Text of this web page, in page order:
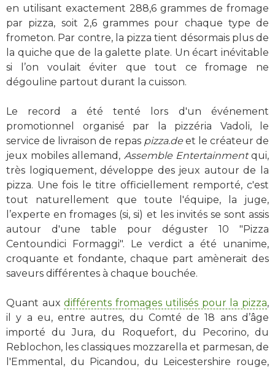
en utilisant exactement 288,6 grammes de fromage
par pizza, soit 2,6 grammes pour chaque type de
frometon. Par contre, la pizza tient désormais plus de
la quiche que de la galette plate. Un écart inévitable
si l’on voulait éviter que tout ce fromage ne
dégouline partout durant la cuisson.
Le record a été tenté lors d'un événement
promotionnel organisé par la pizzéria Vadoli, le
service de livraison de repas pizza.de et le créateur de
jeux mobiles allemand, Assemble Entertainmentqui,
très logiquement, développe des jeux autour de la
pizza. Une fois le titre officiellement remporté, c'est
tout naturellement que toute l'équipe, la juge,
l’experte en fromages (si, si) et les invités se sont assis
autour d'une table pour déguster 10 "Pizza
Centoundici Formaggi". Le verdict a été unanime,
croquante et fondante, chaque part amènerait des
saveurs différentes à chaque bouchée.
Quant auxdifférents fromages utilisés pour la pizza,
il y a eu, entre autres, du Comté de 18 ans d’âge
importé du Jura, du Roquefort, du Pecorino, du
Reblochon, les classiques mozzarella et parmesan, de
l'Emmental, du Picandou, du Leicestershire rouge,